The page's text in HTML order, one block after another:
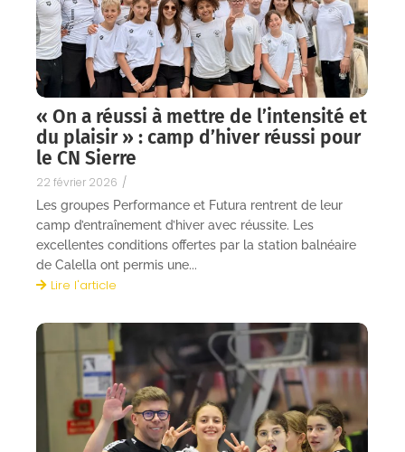
« On a réussi à mettre de l’intensité et
du plaisir » : camp d’hiver réussi pour
le CN Sierre
22 février 2026 /
Les groupes Performance et Futura rentrent de leur
camp d’entraînement d’hiver avec réussite. Les
excellentes conditions offertes par la station balnéaire
de Calella ont permis une...
Lire l'article